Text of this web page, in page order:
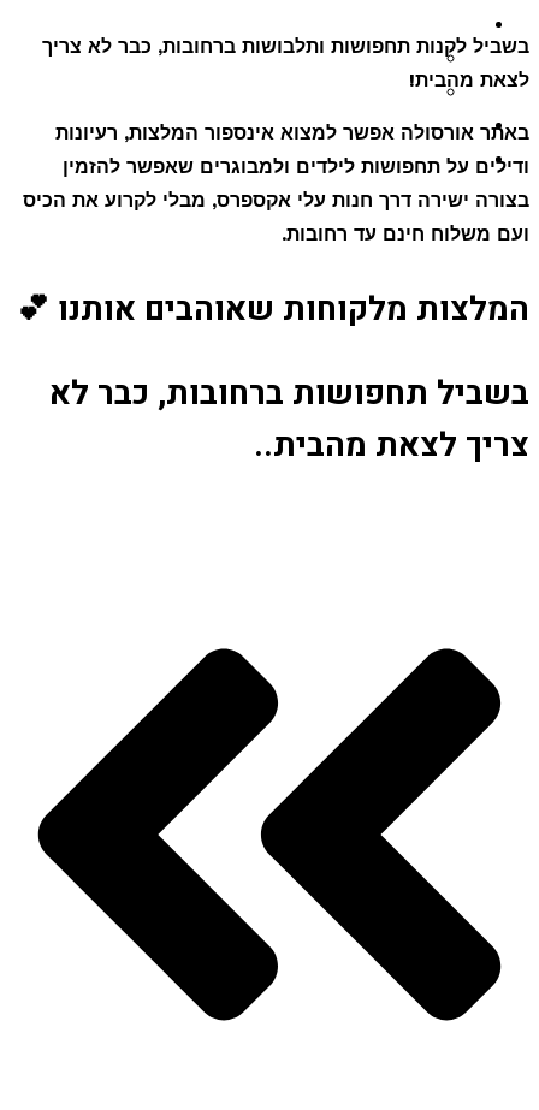
תחפושות לכלבים
בלוג
יצירת קשר
בשביל לקנות תחפושות ותלבושות ברחובות, כבר לא צריך
לצאת מהבית!
באתר אורסולה אפשר למצוא אינספור המלצות, רעיונות
ודילים על תחפושות לילדים ולמבוגרים שאפשר להזמין
בצורה ישירה דרך חנות עלי אקספרס, מבלי לקרוע את הכיס
ועם משלוח חינם עד רחובות.
המלצות מלקוחות שאוהבים אותנו 💕
בשביל תחפושות ברחובות, כבר לא
צריך לצאת מהבית..